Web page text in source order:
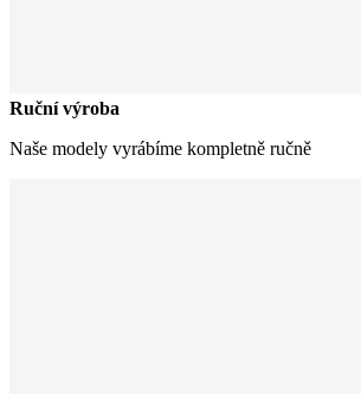
Ruční výroba
Naše modely vyrábíme kompletně ručně